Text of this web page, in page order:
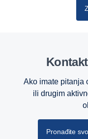
Ako imate pitanja
ili drugim
Pronađite
NOVI KAMIONI
NOVI KAMIONI